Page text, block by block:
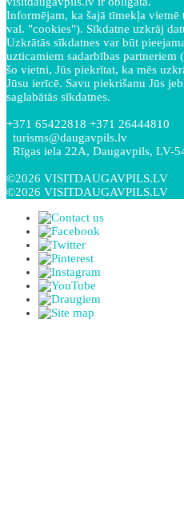
Informējam, ka šajā tīmekļa vietnē
val. "cookies"). Sīkdatne uzkrāj
Uzkrātās sīkdatnes var būt
uzticamiem sadarbības partneriem
šo vietni, Jūs piekrītat, ka mēs
Jūsu ierīcē. Savu piekrišanu Jūs
saglabātās sīkdatnes.
+371 65422818 +371 26444810
turisms@daugavpils.lv
Rīgas iela 22A, Daugavpils, LV-
©2026 VISITDAUGAVPILS.LV
©2026 VISITDAUGAVPILS.LV